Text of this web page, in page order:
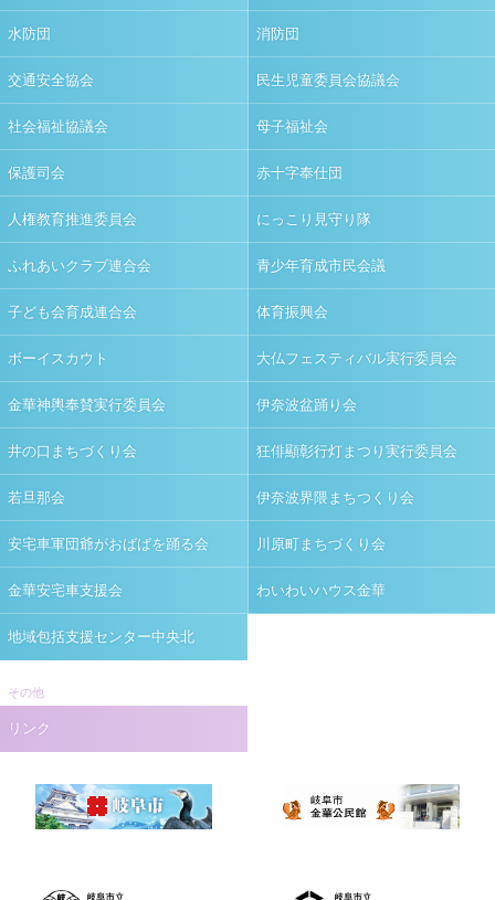
水防団 消防団
交通安全協会 民生児童委員会協議会
社会福祉協議会 母子福祉会
保護司会 赤十字奉仕団
人権教育推進委員会 にっこり見守り隊
ふれあいクラブ連合会 青少年育成市民会議
子ども会育成連合会 体育振興会
ボーイスカウト 大仏フェスティバル実行委員会
金華神輿奉賛実行委員会 伊奈波盆踊り会
井の口まちづくり会 狂俳顯彰行灯まつり実行委員会
若旦那会 伊奈波界隈まちつくり会
安宅車軍団爺がおばばを踊る会 川原町まちづくり会
金華安宅車支援会 わいわいハウス金華
地域包括支援センター中央北
その他
リンク